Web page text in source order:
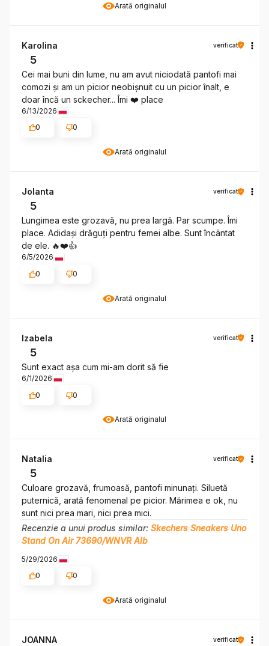
Arată originalul
Arată originalul
Karolina verificat
5
Cei mai buni din lume, nu am avut niciodată pantofi mai
comozi și am un picior neobișnuit cu un picior înalt, e
doar încă un sckecher... Îmi ❤️ place
6/13/2026
0
0
Arată originalul
Jolanta verificat
5
Lungimea este grozavă, nu prea largă. Par scumpe. Îmi
place. Adidași drăguți pentru femei albe. Sunt încântat
de ele. 🔥❤️👍️
6/5/2026
0
0
Arată originalul
Izabela verificat
5
Sunt exact așa cum mi-am dorit să fie
6/1/2026
0
0
Arată originalul
Natalia verificat
5
Culoare grozavă, frumoasă, pantofi minunați. Siluetă
puternică, arată fenomenal pe picior. Mărimea e ok, nu
sunt nici prea mari, nici prea mici.
Recenzie a unui produs similar: Skechers Sneakers Uno
Stand On Air 73690/WNVR Alb
5/29/2026
0
0
JOANNA verificat